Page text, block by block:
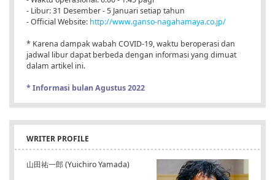
- Libur: 31 Desember - 5 Januari setiap tahun
- Official Website: http://www.ganso-nagahamaya.co.jp/
* Karena dampak wabah COVID-19, waktu beroperasi dan
jadwal libur dapat berbeda dengan informasi yang dimuat
dalam artikel ini.
* Informasi bulan Agustus 2022
WRITER PROFILE
山田祐一郎 (Yuichiro Yamada)